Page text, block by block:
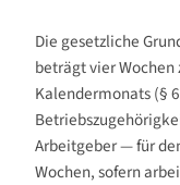
Die gesetzliche
beträgt vier Wochen
Kalendermonats (§
Arbeitgeber — für
Wochen, sofern